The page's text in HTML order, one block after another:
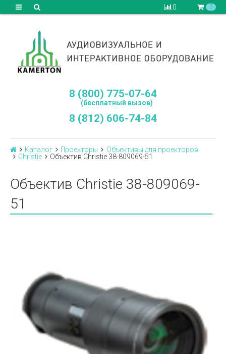
0 0
8 (800) 775-07-64
(бесплатный вызов)
8 (812) 606-74-84
Каталог Проекторы
Объективы для проекторов
Сhristie
Объектив Christie 38-809069-51
Объектив Christie 38-809069-
51